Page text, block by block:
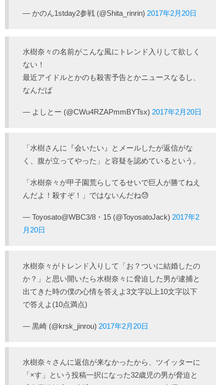
— かのん1stday2参戦 (@Shita_rinrin) 2017年2月20日
水樹奈々の名前がこんな風にトレンド入りして欲しく
ない！
最近アイドルとかのも殺害予告とかニュースなるし、
なんだば
— よしとー (@CWu4RZAPmmBYTsx) 2017年2月20日
「水樹さんに『会いたい』とメールしたが返信がな
く、腹が立ってやった」と容疑を認めているという。
「水樹奈々が甲子園荒らしてるせいで巨人が勝てねえ
んだよ！殺すぞ！」ではないんだね😓
— Toyosato@WBC3/8・15 (@ToyosatoJack) 2017年2
月20日
水樹奈々がトレンド入りして「お？ついに結婚したの
か？」と思い開いたら水樹奈々に脅迫した男が逮捕と
出てきた時の僕の心情を答えよ3文字以上10文字以下
で答えよ(10点満点)
— 黒崎 (@krsk_jinrou) 2017年2月20日
水樹奈々さんに返信が来なかったから、ツイッターに
「×す」という投稿一択になった32歳児の男が脅迫と